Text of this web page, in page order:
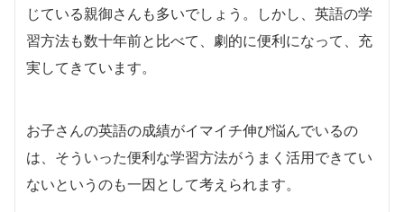
じている親御さんも多いでしょう。しかし、英語の学
習方法も数十年前と比べて、劇的に便利になって、充
実してきています。
お子さんの英語の成績がイマイチ伸び悩んでいるの
は、そういった便利な学習方法がうまく活用できてい
ないというのも一因として考えられます。